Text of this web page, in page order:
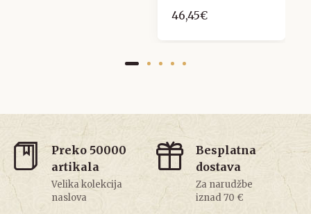
46,45€
Preko 50000
artikala
Velika kolekcija
naslova
Besplatna
dostava
Za narudžbe
iznad 70 €